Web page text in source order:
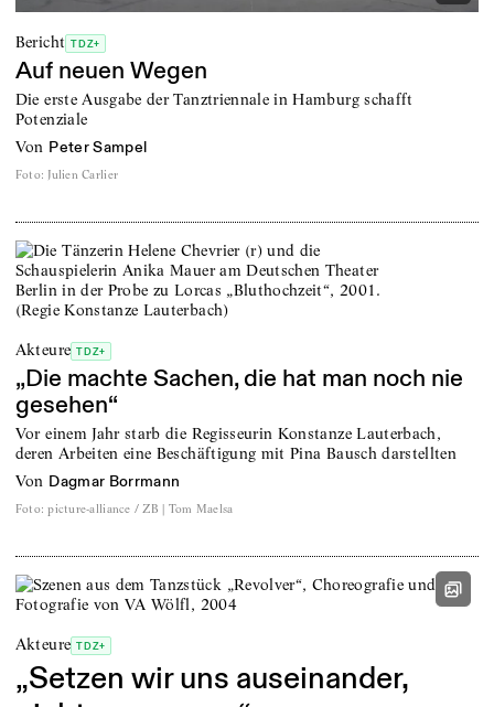
Bericht TDZ+
Auf neuen Wegen
Die erste Ausgabe der Tanztriennale in Hamburg schafft
Potenziale
von Peter Sampel
Foto: Julien Carlier
Akteure TDZ+
„Die machte Sachen, die hat man noch nie
gesehen“
Vor einem Jahr starb die Regisseurin Konstanze Lauterbach,
deren Arbeiten eine Beschäftigung mit Pina Bausch darstellten
von Dagmar Borrmann
Foto: picture-alliance / ZB | Tom Maelsa
Akteure TDZ+
„Setzen wir uns auseinander,